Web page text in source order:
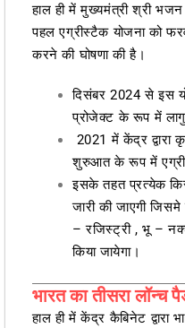
हाल ही में मुख्यमंत्री श्री भजन
पहल एग्रीस्टैक योजना को
करने की घोषणा की है।
दिसंबर 2024 से इस
प्रोजेक्ट के रूप में लागु
2021 में केंद्र द्वारा
शुरुआत के रूप में
इसके तहत प्रत्येक
जारी की जाएगी जिसमे
– रजिस्ट्री , भू –
किया जायेगा।
भारत का तीसरा लॉन्च
हाल ही में केंद्र कैबिनेट द्वारा